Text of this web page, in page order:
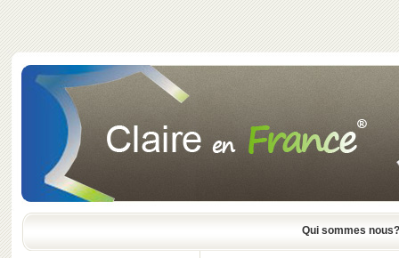
Qui sommes nous?